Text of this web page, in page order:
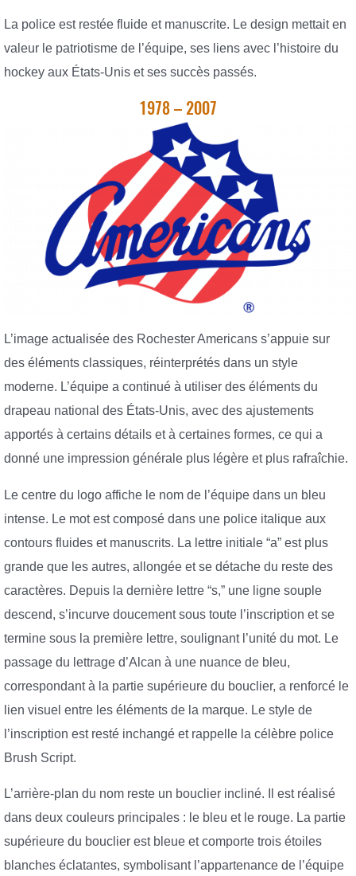
La police est restée fluide et manuscrite. Le design mettait en
valeur le patriotisme de l’équipe, ses liens avec l’histoire du
hockey aux États-Unis et ses succès passés.
1978 – 2007
L’image actualisée des Rochester Americans s’appuie sur
des éléments classiques, réinterprétés dans un style
moderne. L’équipe a continué à utiliser des éléments du
drapeau national des États-Unis, avec des ajustements
apportés à certains détails et à certaines formes, ce qui a
donné une impression générale plus légère et plus rafraîchie.
Le centre du logo affiche le nom de l’équipe dans un bleu
intense. Le mot est composé dans une police italique aux
contours fluides et manuscrits. La lettre initiale “a” est plus
grande que les autres, allongée et se détache du reste des
caractères. Depuis la dernière lettre “s,” une ligne souple
descend, s’incurve doucement sous toute l’inscription et se
termine sous la première lettre, soulignant l’unité du mot. Le
passage du lettrage d’Alcan à une nuance de bleu,
correspondant à la partie supérieure du bouclier, a renforcé le
lien visuel entre les éléments de la marque. Le style de
l’inscription est resté inchangé et rappelle la célèbre police
Brush Script.
L’arrière-plan du nom reste un bouclier incliné. Il est réalisé
dans deux couleurs principales : le bleu et le rouge. La partie
supérieure du bouclier est bleue et comporte trois étoiles
blanches éclatantes, symbolisant l’appartenance de l’équipe